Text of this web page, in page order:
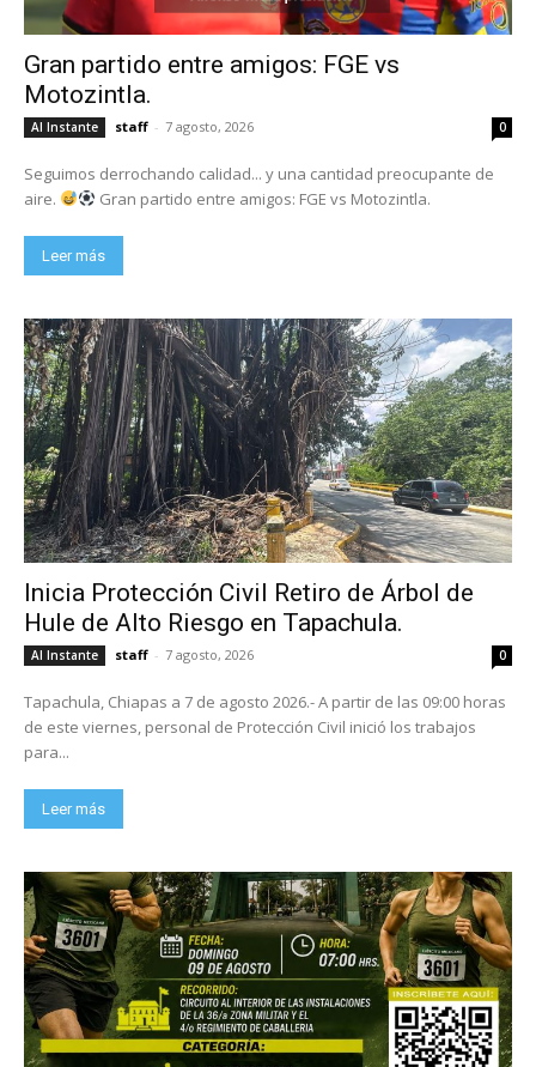
Gran partido entre amigos: FGE vs
Motozintla.
Al Instante staff - 7 agosto, 2026 0
Seguimos derrochando calidad... y una cantidad preocupante de
aire.
Gran partido entre amigos: FGE vs Motozintla.
Leer más
Inicia Protección Civil Retiro de Árbol de
Hule de Alto Riesgo en Tapachula.
Al Instante staff - 7 agosto, 2026 0
Tapachula, Chiapas a 7 de agosto 2026.- A partir de las 09:00 horas
de este viernes, personal de Protección Civil inició los trabajos
para...
Leer más